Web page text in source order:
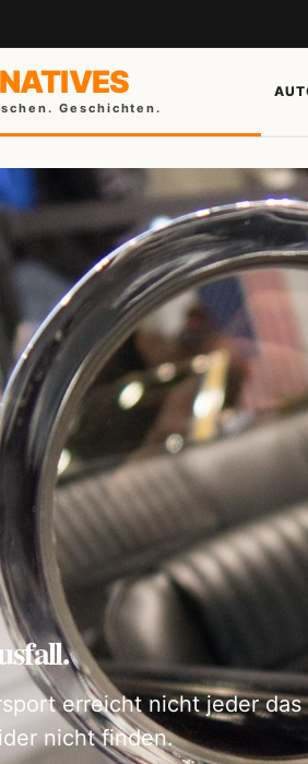
NATIVES
Geschichten.
erreicht nicht jeder
nicht finden.